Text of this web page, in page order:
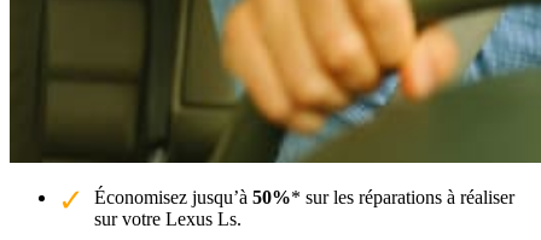
Économisez jusqu’à 50%* sur les réparations à réaliser
sur votre Lexus Ls.